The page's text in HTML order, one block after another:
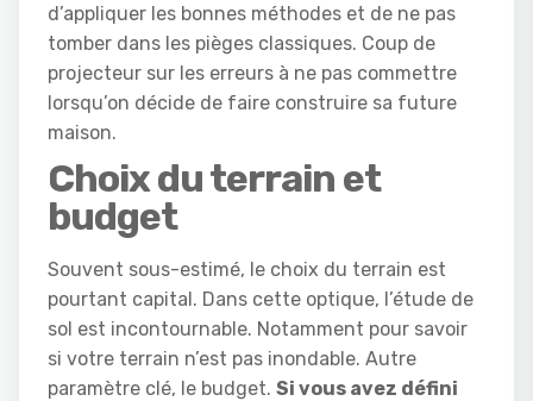
d’appliquer les bonnes méthodes et de ne pas
tomber dans les pièges classiques. Coup de
projecteur sur les erreurs à ne pas commettre
lorsqu’on décide de faire construire sa future
maison.
Choix du terrain et
budget
Souvent sous-estimé, le choix du terrain est
pourtant capital. Dans cette optique, l’étude de
sol est incontournable. Notamment pour savoir
si votre terrain n’est pas inondable. Autre
paramètre clé, le budget. Si vous avez défini